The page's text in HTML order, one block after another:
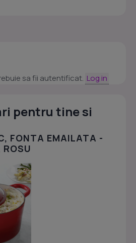
sa fii autentificat. Log in
pentru tine si
FONTA EMAILATA -